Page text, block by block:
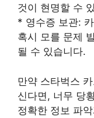
것이 현명할 수
* 영수증 보관:
혹시 모를 문제
될 수 있습니다.
만약 스타벅스
신다면, 너무 당
정확한 정보 파